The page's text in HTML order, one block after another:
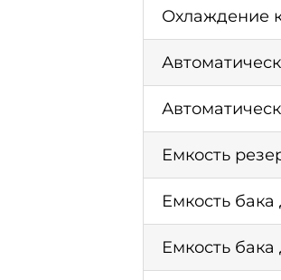
Охлаждение
Емкость
Емкость
Емкость бака